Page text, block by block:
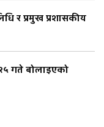
र प्रमुख प्रशासकीय
गते बोलाइएको